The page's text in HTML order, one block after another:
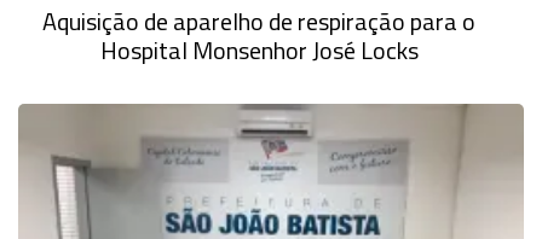
Aquisição de aparelho de respiração para o
Hospital Monsenhor José Locks